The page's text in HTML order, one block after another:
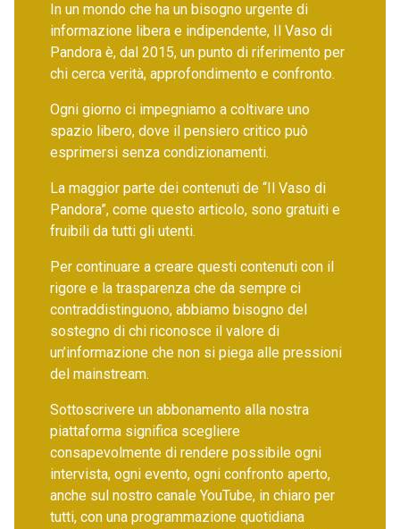
In un mondo che ha un bisogno urgente di
informazione libera e indipendente, Il Vaso di
Pandora è, dal 2015, un punto di riferimento per
chi cerca verità, approfondimento e confronto.
Ogni giorno ci impegniamo a coltivare uno
spazio libero, dove il pensiero critico può
esprimersi senza condizionamenti.
La maggior parte dei contenuti de “Il Vaso di
Pandora”, come questo articolo, sono gratuiti e
fruibili da tutti gli utenti.
Per continuare a creare questi contenuti con il
rigore e la trasparenza che da sempre ci
contraddistinguono, abbiamo bisogno del
sostegno di chi riconosce il valore di
un’informazione che non si piega alle pressioni
del mainstream.
Sottoscrivere un abbonamento alla nostra
piattaforma significa scegliere
consapevolmente di rendere possibile ogni
intervista, ogni evento, ogni confronto aperto,
anche sul nostro canale YouTube, in chiaro per
tutti, con una programmazione quotidiana